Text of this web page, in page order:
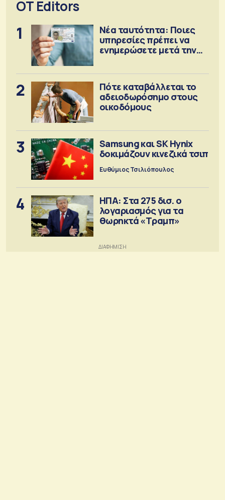
OT Editors
1
Νέα ταυτότητα: Ποιες
υπηρεσίες πρέπει να
ενημερώσετε μετά την
2
Πότε καταβάλλεται το
αδειοδωρόσημο στους
οικοδόμους
3
Samsung και SK Hynix
δοκιμάζουν κινεζικά τσιπ
Ευθύμιος Τσιλιόπουλος
4
ΗΠΑ: Στα 275 δισ. ο
λογαριασμός για τα
θωρηκτά «Τραμπ»